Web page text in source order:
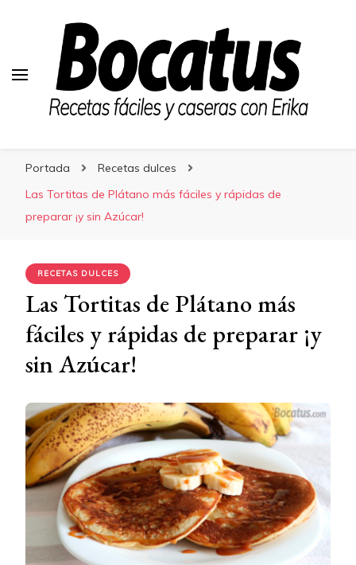
Portada
Recetas dulces
Las Tortitas de Plátano más fáciles y rápidas de
preparar ¡y sin Azúcar!
RECETAS DULCES
Las Tortitas de Plátano más
fáciles y rápidas de preparar ¡y
sin Azúcar!